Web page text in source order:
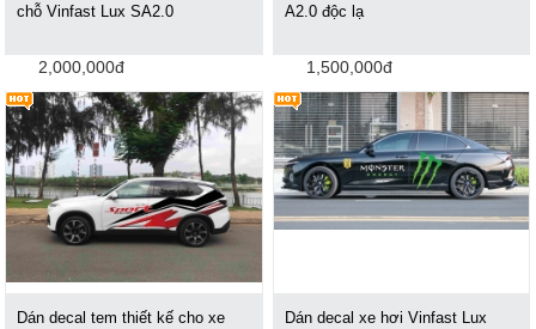
chỗ Vinfast Lux SA2.0
2,000,000đ
A2.0 độc lạ
1,500,000đ
Dán decal tem thiết kế cho xe
Dán decal xe hơi Vinfast Lux